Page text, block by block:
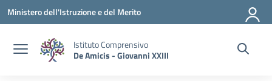
Vai ai contenuti
Vai al menu di navigazione
Vai al footer
Ministero dell'Istruzione e del Merito
Istituto Comprensivo
De Amicis - Giovanni XXIII